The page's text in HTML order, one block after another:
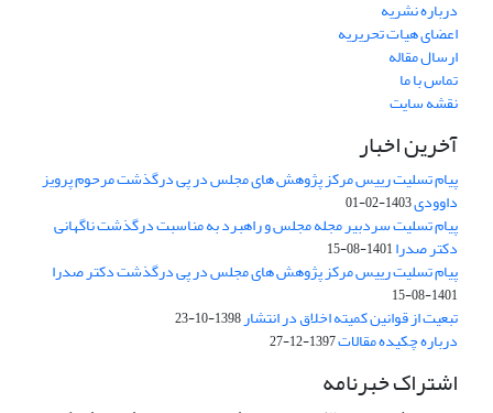
درباره نشریه
اعضای هیات تحریریه
ارسال مقاله
تماس با ما
نقشه سایت
آخرین اخبار
پیام تسلیت رییس مرکز پژوهش های مجلس در پی درگذشت مرحوم پرویز
داوودی1403-02-01
پیام تسلیت سردبیر مجله مجلس و راهبرد به مناسبت درگذشت ناگهانی
دکتر صدرا1401-08-15
پیام تسلیت رییس مرکز پژوهش های مجلس در پی درگذشت دکتر صدرا
1401-08-15
تبعیت از قوانین کمیته اخلاق در انتشار1398-10-23
درباره چکیده مقالات1397-12-27
اشتراک خبرنامه